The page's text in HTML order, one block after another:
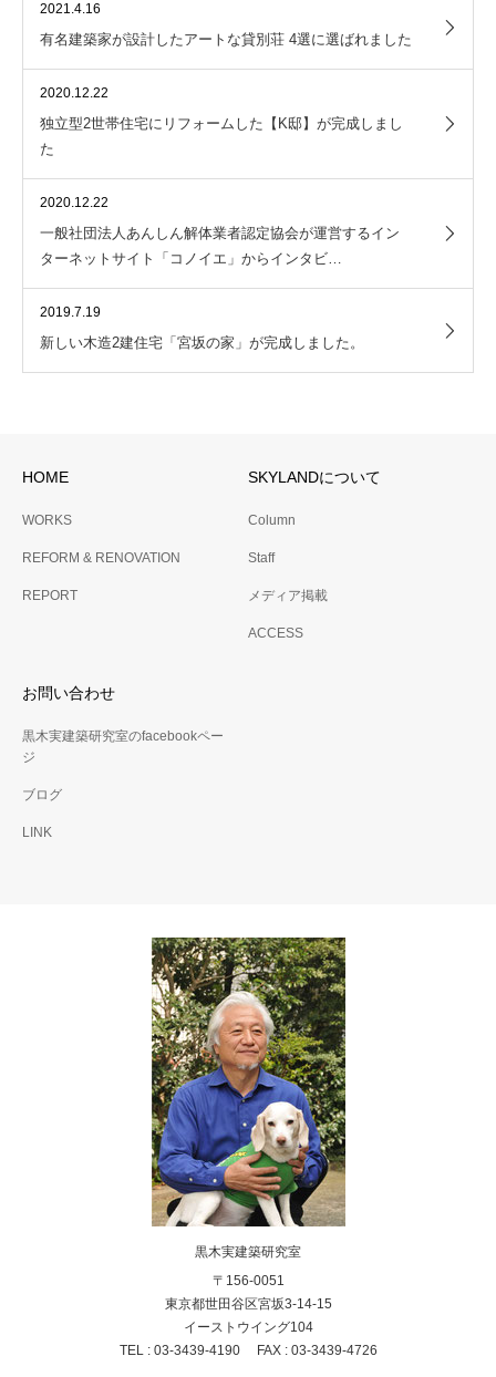
2021.4.16
有名建築家が設計したアートな貸別荘 4選に選ばれました
2020.12.22
独立型2世帯住宅にリフォームした【K邸】が完成しまし
た
2020.12.22
一般社団法人あんしん解体業者認定協会が運営するイン
ターネットサイト「コノイエ」からインタビ…
2019.7.19
新しい木造2建住宅「宮坂の家」が完成しました。
HOME
WORKS
REFORM & RENOVATION
REPORT
SKYLANDについて
Column
Staff
メディア掲載
ACCESS
お問い合わせ
黒木実建築研究室のfacebookペー
ジ
ブログ
LINK
黒木実建築研究室
〒156-0051
東京都世田谷区宮坂3-14-15
イーストウイング104
TEL : 03-3439-4190 FAX : 03-3439-4726